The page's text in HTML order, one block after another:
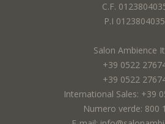
C.F.
P.I
Salon Ambience
+39 0522
+39 0522
International Sales: +39
Numero verde: 800